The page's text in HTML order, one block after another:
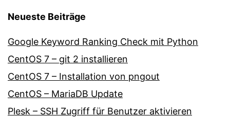
Neueste Beiträge
Google Keyword Ranking Check mit Python
CentOS 7 – git 2 installieren
CentOS 7 – Installation von pngout
CentOS – MariaDB Update
Plesk – SSH Zugriff für Benutzer aktivieren